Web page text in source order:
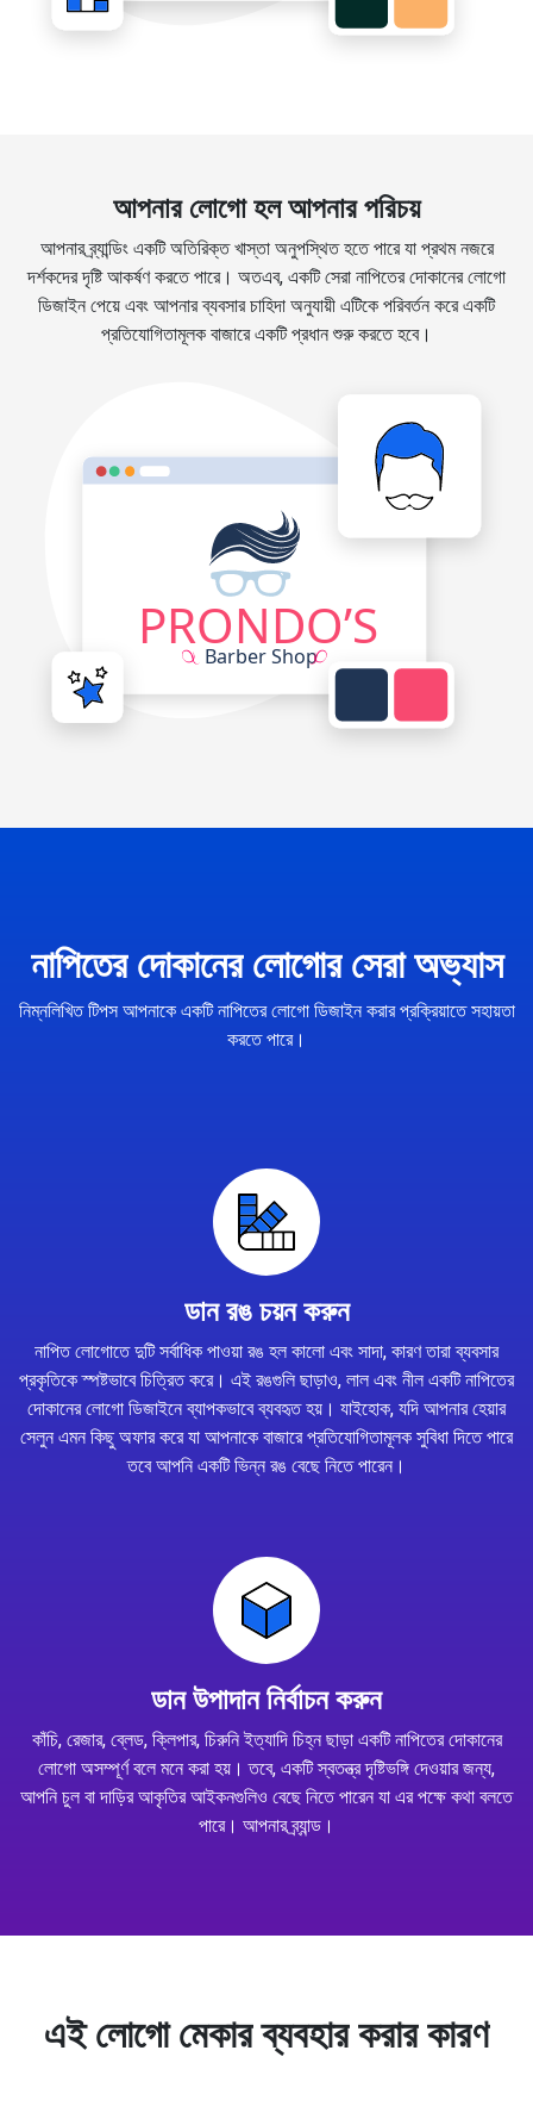
আপনার লোগো হল আপনার পরিচয়
আপনার ব্র্যান্ডিং একটি অতিরিক্ত খাস্তা অনুপস্থিত হতে পারে যা প্রথম নজরে
দর্শকদের দৃষ্টি আকর্ষণ করতে পারে। অতএব, একটি সেরা নাপিতের দোকানের লোগো
ডিজাইন পেয়ে এবং আপনার ব্যবসার চাহিদা অনুযায়ী এটিকে পরিবর্তন করে একটি
প্রতিযোগিতামূলক বাজারে একটি প্রধান শুরু করতে হবে।
নাপিতের দোকানের লোগোর সেরা অভ্যাস
নিম্নলিখিত টিপস আপনাকে একটি নাপিতের লোগো ডিজাইন করার প্রক্রিয়াতে সহায়তা
করতে পারে।
ডান রঙ চয়ন করুন
নাপিত লোগোতে দুটি সর্বাধিক পাওয়া রঙ হল কালো এবং সাদা, কারণ তারা ব্যবসার
প্রকৃতিকে স্পষ্টভাবে চিত্রিত করে। এই রঙগুলি ছাড়াও, লাল এবং নীল একটি নাপিতের
দোকানের লোগো ডিজাইনে ব্যাপকভাবে ব্যবহৃত হয়। যাইহোক, যদি আপনার হেয়ার
সেলুন এমন কিছু অফার করে যা আপনাকে বাজারে প্রতিযোগিতামূলক সুবিধা দিতে পারে
তবে আপনি একটি ভিন্ন রঙ বেছে নিতে পারেন।
ডান উপাদান নির্বাচন করুন
কাঁচি, রেজার, ব্লেড, ক্লিপার, চিরুনি ইত্যাদি চিহ্ন ছাড়া একটি নাপিতের দোকানের
লোগো অসম্পূর্ণ বলে মনে করা হয়। তবে, একটি স্বতন্ত্র দৃষ্টিভঙ্গি দেওয়ার জন্য,
আপনি চুল বা দাড়ির আকৃতির আইকনগুলিও বেছে নিতে পারেন যা এর পক্ষে কথা বলতে
পারে। আপনার ব্র্যান্ড।
এই লোগো মেকার ব্যবহার করার কারণ